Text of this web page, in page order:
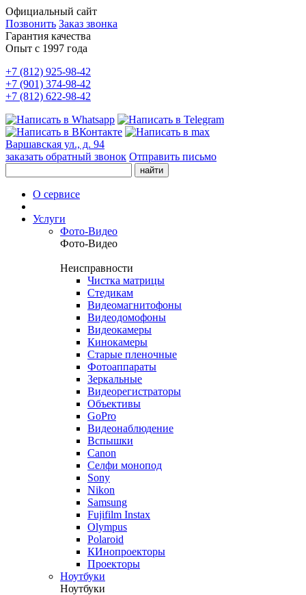
Официальный сайт
Позвонить Заказ звонка
Гарантия качества
Опыт с 1997 года
+7 (812) 925-98-42
+7 (901) 374-98-42
+7 (812) 622-98-42
Варшавская ул., д. 94
заказать обратный звонок Отправить письмо
О сервисе
Услуги
Фото-Видео
Фото-Видео
Неисправности
Чистка матрицы
Стедикам
Видеомагнитофоны
Видеодомофоны
Видеокамеры
Кинокамеры
Старые пленочные
Фотоаппараты
Зеркальные
Видеорегистраторы
Объективы
GoPro
Видеонаблюдение
Вспышки
Canon
Селфи монопод
Sony
Nikon
Samsung
Fujifilm Instax
Olympus
Polaroid
КИнопроекторы
Проекторы
Ноутбуки
Ноутбуки